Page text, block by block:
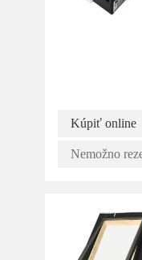
Kúpiť online
Nemožno